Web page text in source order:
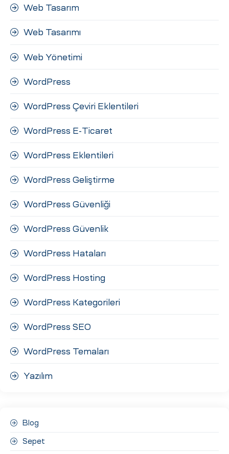
Web Tasarım
Web Tasarımı
Web Yönetimi
WordPress
WordPress Çeviri Eklentileri
WordPress E-Ticaret
WordPress Eklentileri
WordPress Geliştirme
WordPress Güvenliği
WordPress Güvenlik
WordPress Hataları
WordPress Hosting
WordPress Kategorileri
WordPress SEO
WordPress Temaları
Yazılım
Blog
Sepet